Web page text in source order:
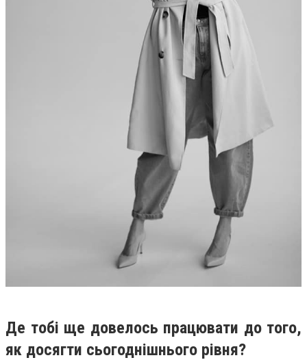
Де тобі ще довелось працювати до того,
як досягти сьогоднішнього рівня?